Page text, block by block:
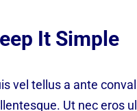
It Simple
vel tellus a ante
Ut nec eros